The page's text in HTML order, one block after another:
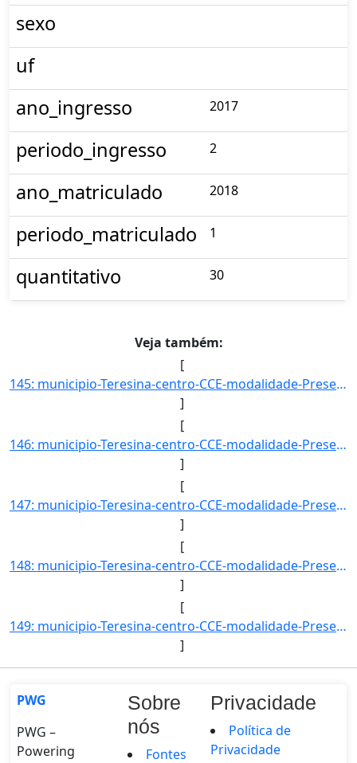
sexo
uf
ano_ingresso
2017
periodo_ingresso 2
ano_matriculado 2018
periodo_matriculado 1
quantitativo 30
Veja também:
[
145: municipio-Teresina-centro-CCE-modalidade-Presencial-convenio-PROCAMPO-selecao-PROCESSO_SELETIVO-cota]
]
[
146: municipio-Teresina-centro-CCE-modalidade-Presencial-convenio-PROCAMPO-selecao-PROCESSO_SELETIVO_ESPE]
]
[
147: municipio-Teresina-centro-CCE-modalidade-Presencial-convenio--selecao-SISU_COTA-cota-AA-1-sexo--uf--]
]
[
148: municipio-Teresina-centro-CCE-modalidade-Presencial-convenio--selecao-SISU_COTA-cota-AA-2-sexo-F-uf-]
]
[
149: municipio-Teresina-centro-CCE-modalidade-Presencial-convenio--selecao-SISU_COTA-cota-AA-2-sexo-M-uf-]
]
PWG
PWG –
Powering
Sobre
nós
Fontes
Privacidade
Política de
Privacidade